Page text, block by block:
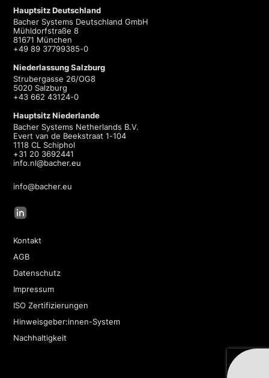
Hauptsitz Deutschland
Bacher Systems Deutschland GmbH
Mühldorfstraße 8
81671 München
+49 89 37799385-0
Niederlassung Salzburg
Strubergasse 26/OG8
5020 Salzburg
+43 662 43124-0
Hauptsitz Niederlande
Bacher Systems Netherlands B.V.
Evert van de Beekstraat 1-104
1118 CL Schiphol
+31 20 3692441
info.nl@bacher.eu
info@bacher.eu
Kontakt
AGB
Datenschutz
Impressum
ISO Zertifizierungen
Hinweisgeber:innen-System
Nachhaltigkeit